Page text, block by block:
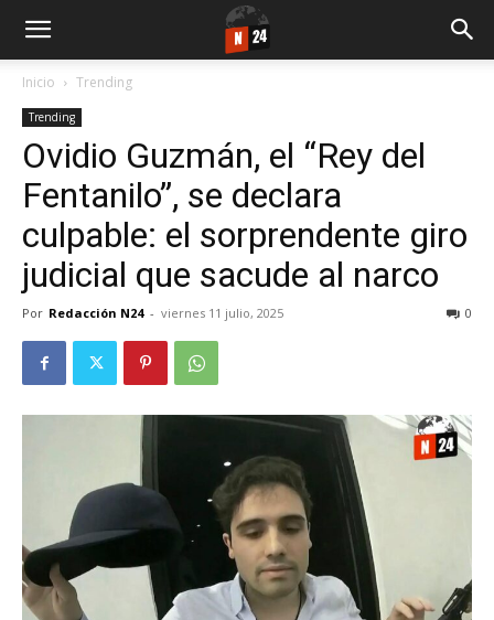
Inicio Trending
Trending
Ovidio Guzmán, el “Rey del
Fentanilo”, se declara
culpable: el sorprendente giro
judicial que sacude al narco
Por Redacción N24 - viernes 11 julio, 2025 0